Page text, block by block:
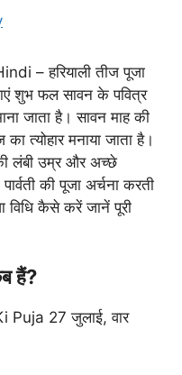
– हरियाली तीज पूजा
शुभ फल सावन के पवित्र
जाता है। सावन माह की
त्योहार मनाया जाता है।
लंबी उम्र और अच्छे
की पूजा अर्चना करती
विधि कैसे करें जानें पूरी
हैं?
Puja 27 जुलाई, वार